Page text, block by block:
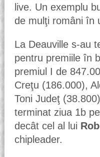
live. Un exemplu
de mulţi români în
La Deauville s-au
pentru premiile în
premiul I de
Creţu (186.000),
Toni Judeţ
terminat ziua 1b
decât cel al lui
chipleader.